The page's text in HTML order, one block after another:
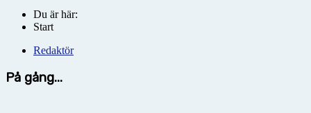
Du är här:
Start
Redaktör
På gång...